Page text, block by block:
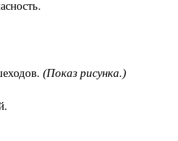
(Показ рисунка.)